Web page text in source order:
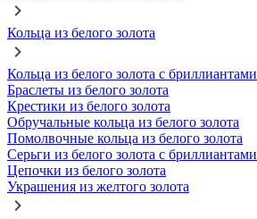
Кольца из белого золота
Кольца из белого золота с бриллиантами
Браслеты из белого золота
Крестики из белого золота
Обручальные кольца из белого золота
Помолвочные кольца из белого золота
Серьги из белого золота с бриллиантами
Цепочки из белого золота
Украшения из желтого золота